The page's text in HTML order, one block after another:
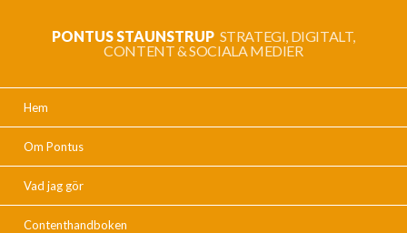
PONTUS STAUNSTRUP STRATEGI, DIGITALT,
CONTENT & SOCIALA MEDIER
Hem
Om Pontus
Vad jag gör
Contenthandboken